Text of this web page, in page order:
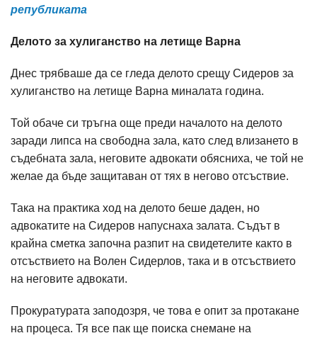
републиката
Делото за хулиганство на летище Варна
Днес трябваше да се гледа делото срещу Сидеров за
хулиганство на летище Варна миналата година.
Той обаче си тръгна още преди началото на делото
заради липса на свободна зала, като след влизането в
съдебната зала, неговите адвокати обясниха, че той не
желае да бъде защитаван от тях в негово отсъствие.
Така на практика ход на делото беше даден, но
адвокатите на Сидеров напуснаха залата. Съдът в
крайна сметка започна разпит на свидетелите както в
отсъствието на Волен Сидерлов, така и в отсъствието
на неговите адвокати.
Прокуратурата заподозря, че това е опит за протакане
на процеса. Тя все пак ще поиска снемане на